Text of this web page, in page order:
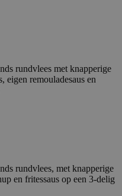
rundvlees met knapperige
eigen remouladesaus en
rundvlees, met knapperige
en fritessaus op een 3-delig